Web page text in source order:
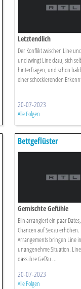
Letztendlich
Der Konflikt zwischen Line
und zwingt Line dazu, sich
hinterfragen, und schon bald
einer schockierenden
20-07-2023
Alle Folgen
Bettgeflüster
Gemischte Gefühle
Elin arrangiert ein paar
Chancen auf Sex zu erhöhen.
Arrangements bringen Line
unangenehme Situation.
dass ihre Gef&u ...
20-07-2023
Alle Folgen